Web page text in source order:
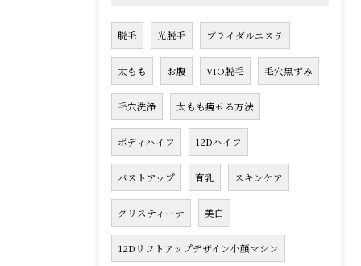
脱毛 光脱毛 ブライダルエステ
太もも お腹 VIO脱毛 毛穴黒ずみ
毛穴洗浄 太もも痩せる方法
ボディハイフ 12Dハイフ
バストアップ 育乳 スキンケア
クリスティーナ 美白
12Dリフトアップデザイン小顔マシン